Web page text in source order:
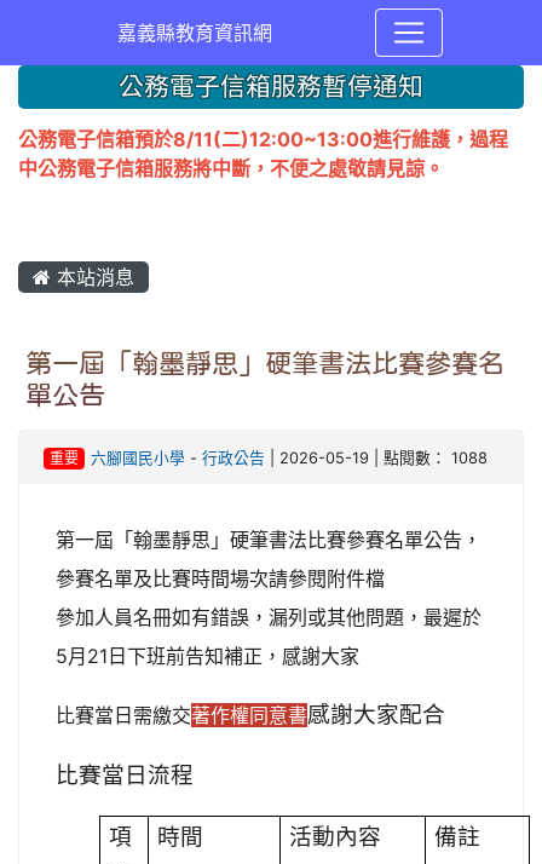
嘉義縣教育資訊網
公務電子信箱服務暫停通知
公務電子信箱預於8/11(二)12:00~13:00進行維護，過程
中公務電子信箱服務將中斷，不便之處敬請見諒。
本站消息
第一屆「翰墨靜思」硬筆書法比賽參賽名
單公告
重要 六腳國民小學- 行政公告 | 2026-05-19 | 點閱數： 1088
第一屆「翰墨靜思」硬筆書法比賽參賽名單公告，
參賽名單及比賽時間場次請參閱附件檔
參加人員名冊如有錯誤，漏列或其他問題，最遲於
5月21日下班前告知補正，感謝大家
比賽當日需繳交著作權同意書感謝大家配合
比賽當日流程
項
時間 活動內容 備註